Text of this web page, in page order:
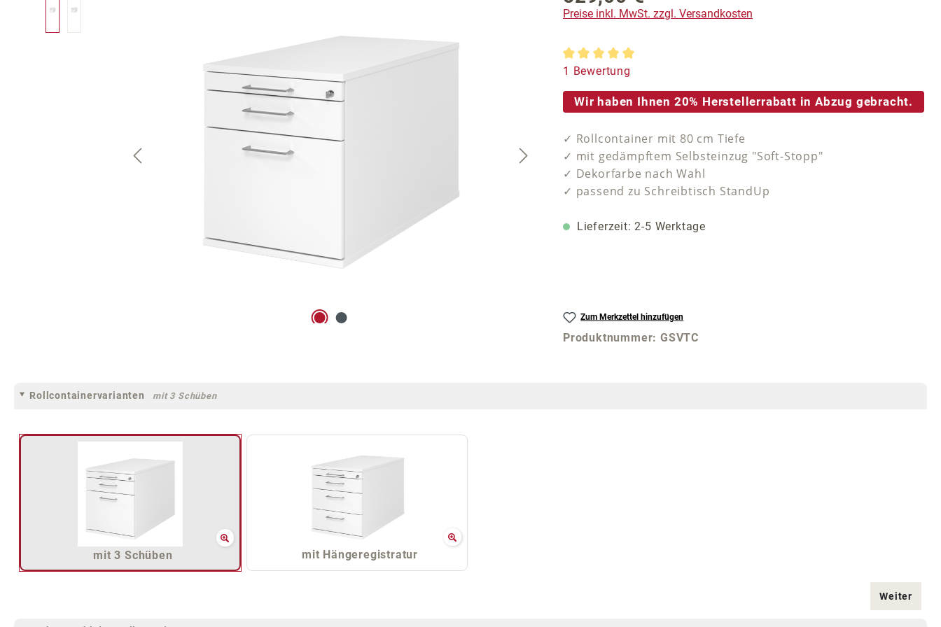
Preise inkl. MwSt. zzgl. Versandkosten
Durchschnittliche Bewertung von 5 von 5 Sternen
1 Bewertung
Wir haben Ihnen 20% Herstellerrabatt in Abzug gebracht.
✓ Rollcontainer mit 80 cm Tiefe
✓ mit gedämpftem Selbsteinzug "Soft-Stopp"
✓ Dekorfarbe nach Wahl
✓ passend zu Schreibtisch StandUp
Lieferzeit: 2-5 Werktage
Zum Merkzettel hinzufügen
Produktnummer:GSVTC
Rollcontainervarianten mit 3 Schüben
mit 3 Schüben mit Hängeregistratur
Weiter